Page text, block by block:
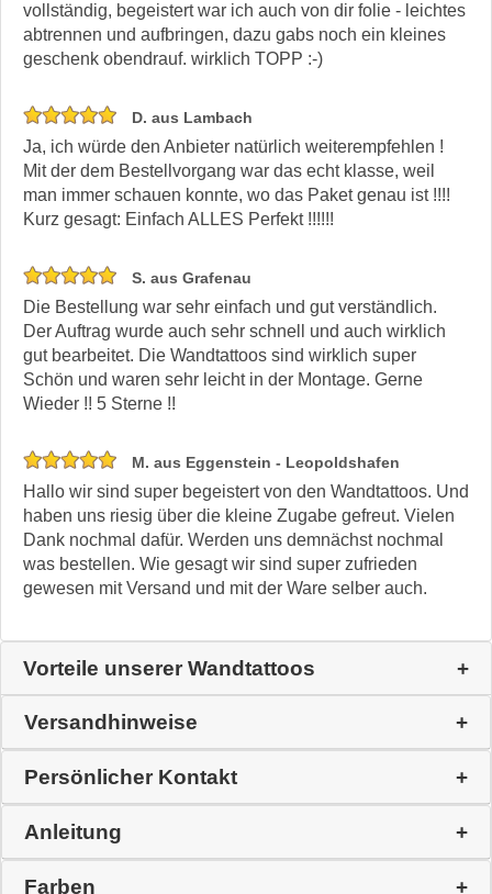
vollständig, begeistert war ich auch von dir folie - leichtes
abtrennen und aufbringen, dazu gabs noch ein kleines
geschenk obendrauf. wirklich TOPP :-)
D. aus Lambach
Ja, ich würde den Anbieter natürlich weiterempfehlen !
Mit der dem Bestellvorgang war das echt klasse, weil
man immer schauen konnte, wo das Paket genau ist !!!!
Kurz gesagt: Einfach ALLES Perfekt !!!!!!
S. aus Grafenau
Die Bestellung war sehr einfach und gut verständlich.
Der Auftrag wurde auch sehr schnell und auch wirklich
gut bearbeitet. Die Wandtattoos sind wirklich super
Schön und waren sehr leicht in der Montage. Gerne
Wieder !! 5 Sterne !!
M. aus Eggenstein - Leopoldshafen
Hallo wir sind super begeistert von den Wandtattoos. Und
haben uns riesig über die kleine Zugabe gefreut. Vielen
Dank nochmal dafür. Werden uns demnächst nochmal
was bestellen. Wie gesagt wir sind super zufrieden
gewesen mit Versand und mit der Ware selber auch.
Vorteile unserer Wandtattoos
Versandhinweise
Persönlicher Kontakt
Anleitung
Farben